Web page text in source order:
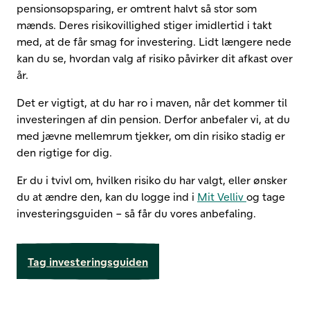
pensionsopsparing, er omtrent halvt så stor som
mænds. Deres risikovillighed stiger imidlertid i takt
med, at de får smag for investering. Lidt længere nede
kan du se, hvordan valg af risiko påvirker dit afkast over
år.
Det er vigtigt, at du har ro i maven, når det kommer til
investeringen af din pension. Derfor anbefaler vi, at du
med jævne mellemrum tjekker, om din risiko stadig er
den rigtige for dig.
Er du i tvivl om, hvilken risiko du har valgt, eller ønsker
du at ændre den, kan du logge ind i Mit Velliv og tage
investeringsguiden – så får du vores anbefaling.
Tag investeringsguiden